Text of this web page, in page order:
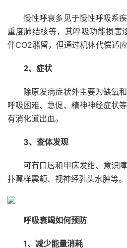
慢性呼衰多见于慢性呼吸系疾
重度肺结核等，其呼吸功能损害
伴CO2潴留，但通过机体代偿适
2、症状
除原发病症状外主要为缺氧和
呼吸困难、急促、精神神经症状
有消化道出血。
3、查体发现
可有口唇和甲床发绀、意识障
扑翼样震颤、视神经乳头水肿等。
呼吸衰竭如何预防
1、减少能量消耗